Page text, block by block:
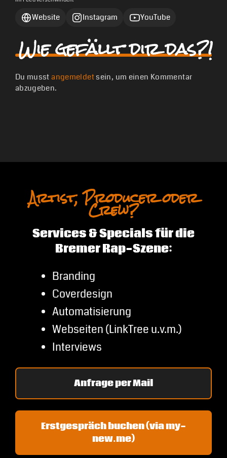
Website Instagram YouTube
Wie gefällt dir das?!
Du musstangemeldetsein, um einen Kommentar
abzugeben.
Artist, Producer oder
Crew?
Services & Specials für die
Bremer Rap-Szene:
Branding
Coverdesign
Automatisierung
Webseiten (LinkTree u.v.m.)
Interviews
Anfrage per Mail
Erstgespräch buchen (via my-
new.me)